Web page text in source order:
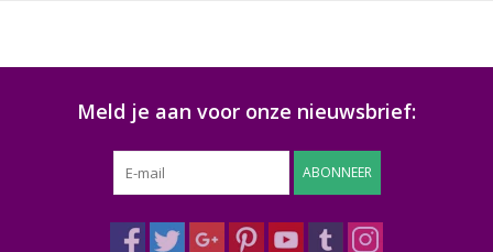
Meld je aan voor onze nieuwsbrief:
ABONNEER